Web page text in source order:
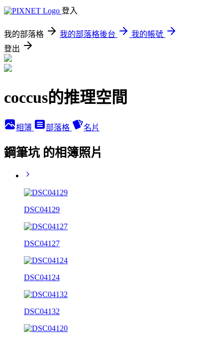
登入
我的部落格 我的部落格後台
我的帳號
登出
coccus的推理空間
相簿 部落格 名片
鋼筆坑 的相簿照片
DSC04129
DSC04127
DSC04124
DSC04132